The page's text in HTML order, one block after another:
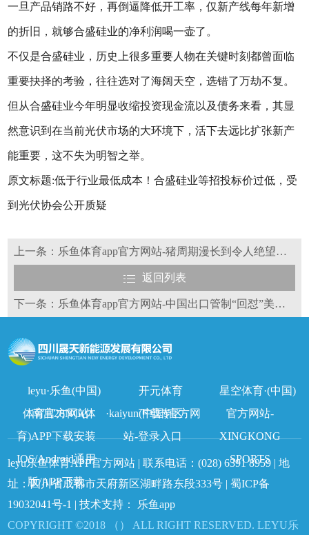
一旦产品销路不好，再倒逼降低开工率，仅新产线每年新增
的折旧，就够合盛硅业的净利润喝一壶了。
不仅是合盛硅业，历史上很多重要人物在关键时刻都曾面临
重要抉择的考验，往往选对了海阔天空，选错了万劫不复。
但从合盛硅业今年明显收缩投资现金流以及债务来看，其显
然意识到在当前光伏市场的大环境下，活下去远比扩张新产
能重要，这不失为明智之举。
原文标题:低于行业最低成本！合盛硅业等招投标价过低，受
到光伏协会公开质疑
上一条：乐鱼体育app官方网站-猪周期漫长到令人绝望，光伏周期会不会是下一个猪周期？
返回列表
下一条：乐鱼体育app官方网站-中国出口管制“回怼”美国芯片禁令！关键战略矿产“戳中”光伏产业链痛点
leyu·乐鱼(中国)
体育官方网站
开元体育
·kaiyun(中国)官方网
站-登录入口
星空体育·(中国)
官方网站-
XINGKONG
SPORTS
南宫28NG(体
育)APP下载安装
IOS/Android通用
版/APP下载
下载专区
leyu乐鱼体育APP官方网站 | 联系电话：(028) 6391 8959 | 地
址：四川省成都市天府新区湖畔路东段333号 |蜀ICP备
19032041号-1 | 技术支持：
乐鱼app
COPYRIGHT ©2018 （） ALL RIGHT RESERVED. LEYU乐